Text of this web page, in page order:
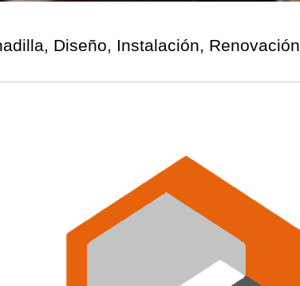
Diseño, Instalación, Renovación